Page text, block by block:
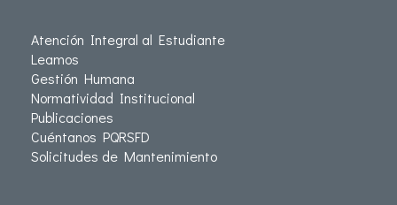
Atención Integral al Estudiante
Leamos
Gestión Humana
Normatividad Institucional
Publicaciones
Cuéntanos PQRSFD
Solicitudes de Mantenimiento